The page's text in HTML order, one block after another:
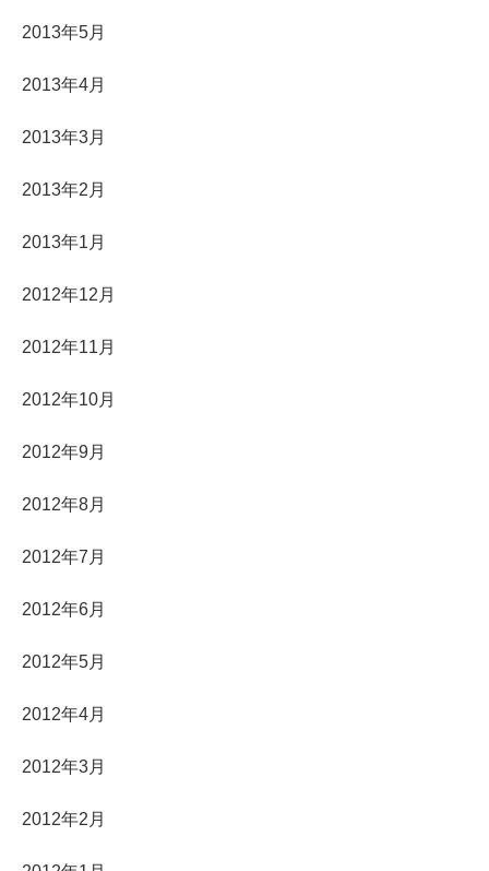
2013年5月
2013年4月
2013年3月
2013年2月
2013年1月
2012年12月
2012年11月
2012年10月
2012年9月
2012年8月
2012年7月
2012年6月
2012年5月
2012年4月
2012年3月
2012年2月